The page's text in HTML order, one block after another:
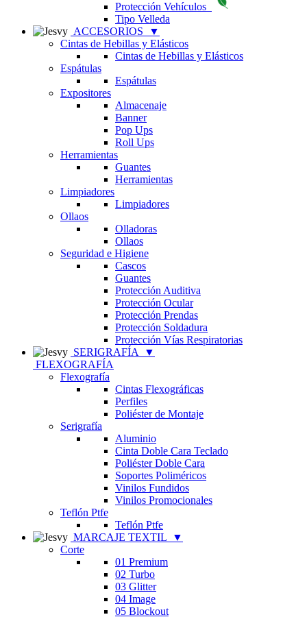
Protección Vehículos
Tipo Velleda
ACCESORIOS
▼
Cintas de Hebillas y Elásticos
Cintas de Hebillas y Elásticos
Espátulas
Espátulas
Expositores
Almacenaje
Banner
Pop Ups
Roll Ups
Herramientas
Guantes
Herramientas
Limpiadores
Limpiadores
Ollaos
Olladoras
Ollaos
Seguridad e Higiene
Cascos
Guantes
Protección Auditiva
Protección Ocular
Protección Prendas
Protección Soldadura
Protección Vías Respiratorias
SERIGRAFÍA
▼
FLEXOGRAFÍA
Flexografía
Cintas Flexográficas
Perfiles
Poliéster de Montaje
Serigrafía
Aluminio
Cinta Doble Cara Teclado
Poliéster Doble Cara
Soportes Poliméricos
Vinilos Fundidos
Vinilos Promocionales
Teflón Ptfe
Teflón Ptfe
MARCAJE TEXTIL
▼
Corte
01 Premium
02 Turbo
03 Glitter
04 Image
05 Blockout